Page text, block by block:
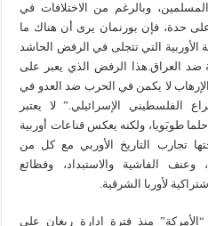
وبالرغم من الاختلافات في
على حدة، فإن بورنمان يرى أن هناك ما
الأوربية التي تتجلى في الرفض الحاشد
ضد العراق.هذا الرفض الذي يعبر على
لا يكمن في الحرب ضد العدو في
الفلسطيني الإسرائيلي.” لا يعتبر
طوبَويا، ولكنه يعكس قناعات أوربية
تجارب التاريخ الأوربي مع كل من
وعنف الفاشية والاستبداد، وفظائع
لأوربا الشرقية.
“الأمركة” منذ فترة إدارة ريغان على